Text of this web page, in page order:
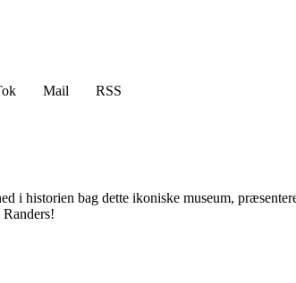
Mail
RSS
i historien bag dette ikoniske museum,